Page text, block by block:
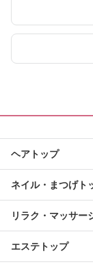
ヘアトップ
ネイル・まつげト
リラク・マッサー
エステトップ